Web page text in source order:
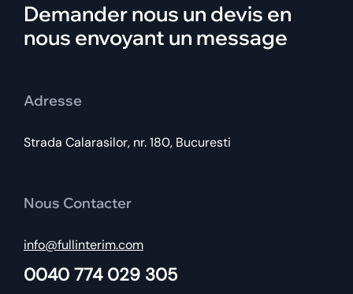
Demander nous un devis en
nous envoyant un message
Adresse
Strada Calarasilor, nr. 180, Bucuresti
Nous Contacter
0040 774 029 305
info@fullinterim.com